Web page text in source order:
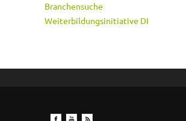
Branchensuche
Weiterbildungsinitiative DI